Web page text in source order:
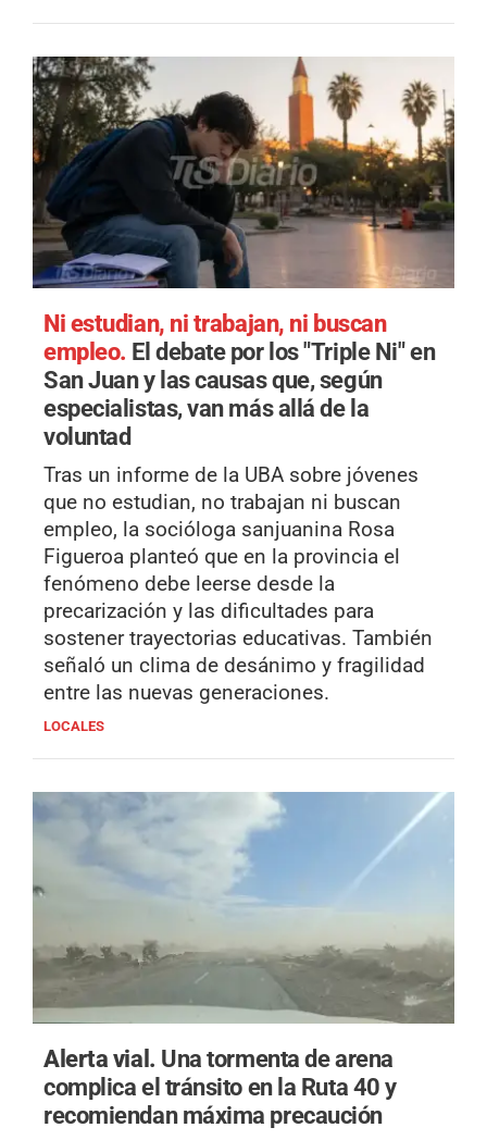
Ni estudian, ni trabajan, ni buscan
empleo. El debate por los "Triple Ni" en
San Juan y las causas que, según
especialistas, van más allá de la
voluntad
Tras un informe de la UBA sobre jóvenes
que no estudian, no trabajan ni buscan
empleo, la socióloga sanjuanina Rosa
Figueroa planteó que en la provincia el
fenómeno debe leerse desde la
precarización y las dificultades para
sostener trayectorias educativas. También
señaló un clima de desánimo y fragilidad
entre las nuevas generaciones.
LOCALES
Alerta vial. Una tormenta de arena
complica el tránsito en la Ruta 40 y
recomiendan máxima precaución